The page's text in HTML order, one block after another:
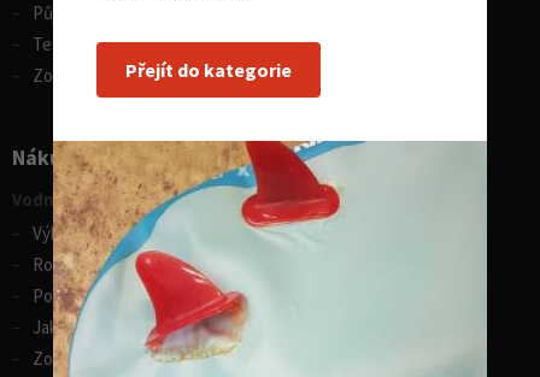
Půjčovna lyží
Test centrum SPORTEN
Zobrazit vše
Nákupní rádce
Vodní sporty
Výběr pádla na paddleboard
Rozdíly v paddleboardech
Porovnání kánoí Gumotex
Jak vybrat kajak
Zobrazit vše
Přejít do kategorie